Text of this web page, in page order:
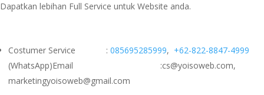
Dapatkan lebihan Full Service untuk Website anda.
Costumer Service : 085695285999, +62-822-8847-4999
(WhatsApp)Email :cs@yoisoweb.com,
marketingyoisoweb@gmail.com